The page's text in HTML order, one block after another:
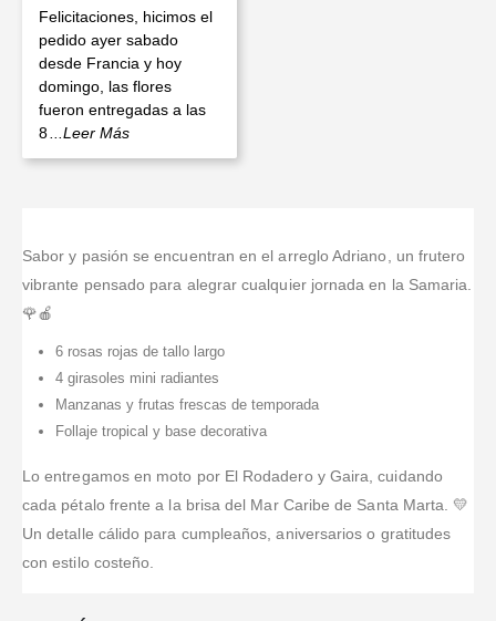
Felicitaciones, hicimos el
pedido ayer sabado
desde Francia y hoy
domingo, las flores
fueron entregadas a las
8...Leer Más
Sabor y pasión se encuentran en el arreglo Adriano, un frutero
vibrante pensado para alegrar cualquier jornada en la Samaria.
🌹🍎
6 rosas rojas de tallo largo
4 girasoles mini radiantes
Manzanas y frutas frescas de temporada
Follaje tropical y base decorativa
Lo entregamos en moto por El Rodadero y Gaira, cuidando
cada pétalo frente a la brisa del Mar Caribe de Santa Marta. 💛
Un detalle cálido para cumpleaños, aniversarios o gratitudes
con estilo costeño.